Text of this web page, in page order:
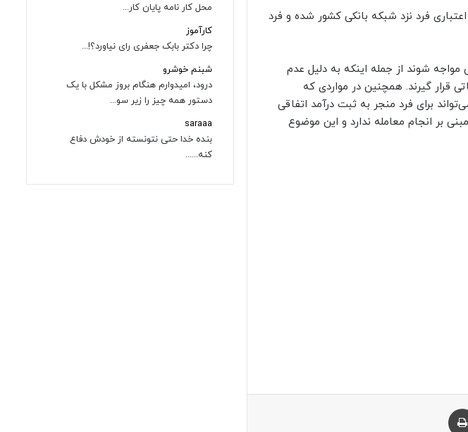
فرد نزد شبکه بانکی کشور شده و فرد
شوند از جمله اینکه به دلیل عدم
قرار گیرند. همچنین در مواردی که
برای فرد منجر به ثبت درآمد اتفاقی
بر انجام معامله ندارد و این موضوع
محل کار نامه پایان کار...
کارآموز
چرا دکتر بابک جعفری رای نیاورد؟!...
شبنم خوشرو
درود، امیدوارم هنگام بروز مشکل با یک
دستور همه چیز را زیر سو...
saraaa
بنده خدا حتی نتونسته از خودش دفاع
کنه......